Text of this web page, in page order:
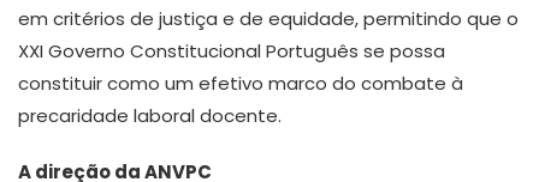
em critérios de justiça e de equidade, permitindo que o
XXI Governo Constitucional Português se possa
constituir como um efetivo marco do combate à
precaridade laboral docente.
A direção da ANVPC